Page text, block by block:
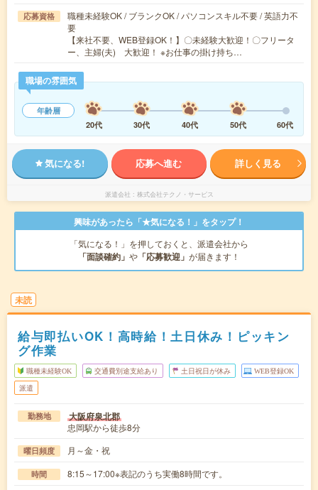
応募資格
職種未経験OK / ブランクOK / パソコンスキル不要 / 英語力不
要
【来社不要、WEB登録OK！】〇未経験大歓迎！〇フリータ
ー、主婦(夫) 大歓迎！ ※お仕事の掛け持ち…
職場の雰囲気
年齢層
20代
30代 40代 50代 60代
気になる! 応募へ進む 詳しく見る
派遣会社 株式会社テクノ・サービス
興味があったら「★気になる！」をタップ！
「気になる！」を押しておくと、派遣会社から
「面談確約」 や 「応募歓迎」 が届きます！
未読
給与即払いOK！高時給！土日休み！ピッキン
グ作業
職種未経験OK 交通費別途支給あり 土日祝日が休み WEB登録OK
派遣
勤務地 大阪府泉北郡
忠岡駅から徒歩8分
曜日頻度 月～金・祝
時間 8:15～17:00※表記のうち実働8時間です。